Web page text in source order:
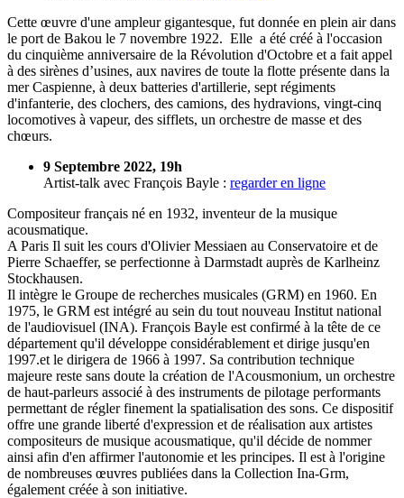
Cette œuvre d'une ampleur gigantesque, fut donnée en plein air dans
le port de Bakou le 7 novembre 1922. Elle a été créé à l'occasion
du cinquième anniversaire de la Révolution d'Octobre et a fait appel
à des sirènes d’usines, aux navires de toute la flotte présente dans la
mer Caspienne, à deux batteries d'artillerie, sept régiments
d'infanterie, des clochers, des camions, des hydravions, vingt-cinq
locomotives à vapeur, des sifflets, un orchestre de masse et des
chœurs.
9 Septembre 2022, 19h
Artist-talk avec François Bayle : regarder en ligne
Compositeur français né en 1932, inventeur de la musique
acousmatique.
A Paris Il suit les cours d'Olivier Messiaen au Conservatoire et de
Pierre Schaeffer, se perfectionne à Darmstadt auprès de Karlheinz
Stockhausen.
Il intègre le Groupe de recherches musicales (GRM) en 1960. En
1975, le GRM est intégré au sein du tout nouveau Institut national
de l'audiovisuel (INA). François Bayle est confirmé à la tête de ce
département qu'il développe considérablement et dirige jusqu'en
1997.et le dirigera de 1966 à 1997. Sa contribution technique
majeure reste sans doute la création de l'Acousmonium, un orchestre
de haut-parleurs associé à des instruments de pilotage performants
permettant de régler finement la spatialisation des sons. Ce dispositif
offre une grande liberté d'expression et de réalisation aux artistes
compositeurs de musique acousmatique, qu'il décide de nommer
ainsi afin d'en affirmer l'autonomie et les principes. Il est à l'origine
de nombreuses œuvres publiées dans la Collection Ina-Grm,
également créée à son initiative.